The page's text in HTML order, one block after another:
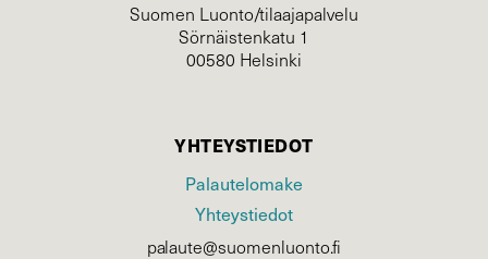
Suomen Luonto/tilaajapalvelu
Sörnäistenkatu 1
00580 Helsinki
YHTEYSTIEDOT
Palautelomake
Yhteystiedot
palaute@suomenluonto.fi